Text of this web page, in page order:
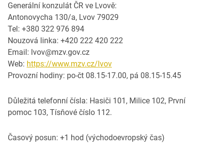
Generální konzulát ČR ve Lvově:
Antonovycha 130/a, Lvov 79029
Tel: +380 322 976 894
Nouzová linka: +420 222 420 222
Email: lvov@mzv.gov.cz
Web: https://www.mzv.cz/lvov
Provozní hodiny: po-čt 08.15-17.00, pá 08.15-15.45
Důležitá telefonní čísla: Hasiči 101, Milice 102, První
pomoc 103, Tísňové číslo 112.
Časový posun: +1 hod (východoevropský čas)